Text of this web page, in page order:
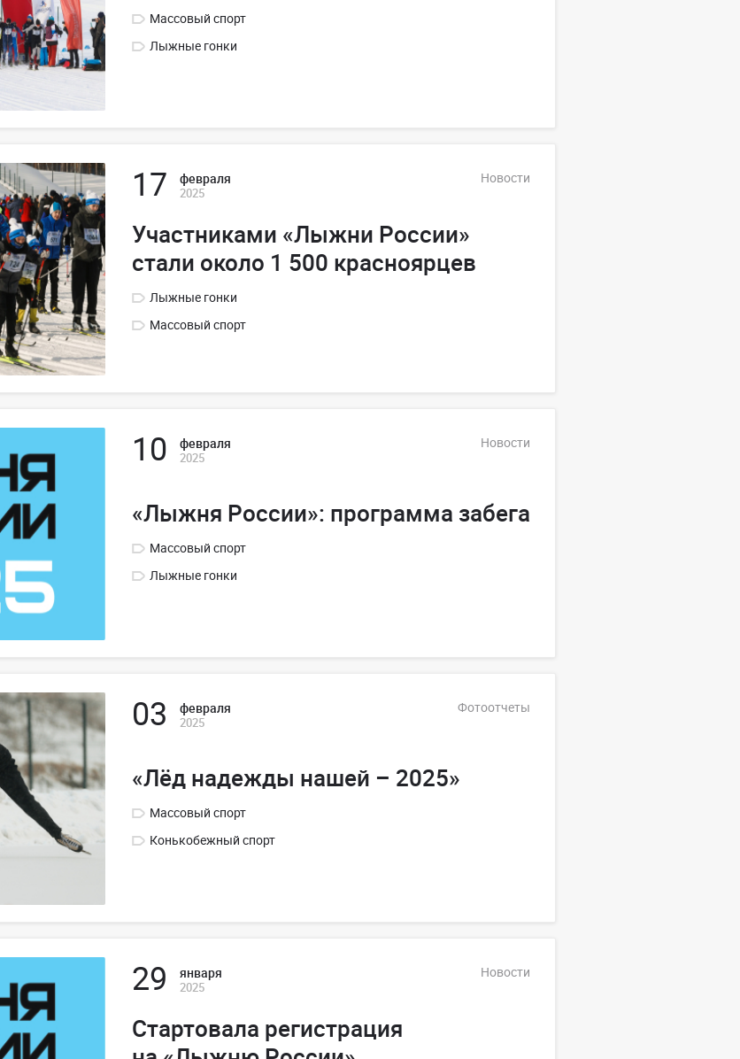
Массовый спорт
Лыжные гонки
17 февраля
2025
Новости
Участниками «Лыжни России»
стали около 1 500 красноярцев
Лыжные гонки
Массовый спорт
10 февраля
2025
Новости
«Лыжня России»: программа забега
Массовый спорт
Лыжные гонки
03 февраля
2025
Фотоотчеты
«Лёд надежды нашей – 2025»
Массовый спорт
Конькобежный спорт
29 января
2025
Новости
Стартовала регистрация